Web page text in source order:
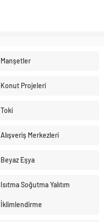
Manşetler
Konut Projeleri
Toki
Alışveriş Merkezleri
Beyaz Eşya
Isıtma Soğutma Yalıtım
İklimlendirme